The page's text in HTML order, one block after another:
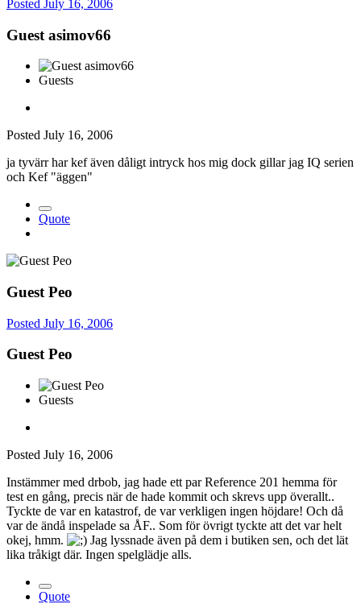
Posted July 16, 2006
Guest asimov66
Guests
Posted July 16, 2006
ja tyvärr har kef även dåligt intryck hos mig dock gillar jag IQ serien
och Kef "äggen"
Quote
Guest Peo
Posted July 16, 2006
Guest Peo
Guests
Posted July 16, 2006
Instämmer med drbob, jag hade ett par Reference 201 hemma för
test en gång, precis när de hade kommit och skrevs upp överallt..
Tyckte de var en katastrof, de var verkligen ingen höjdare! Och då
var de ändå inspelade sa ÅF.. Som för övrigt tyckte att det var helt
okej, hmm.
Jag lyssnade även på dem i butiken sen, och det lät
lika tråkigt där. Ingen spelglädje alls.
Quote